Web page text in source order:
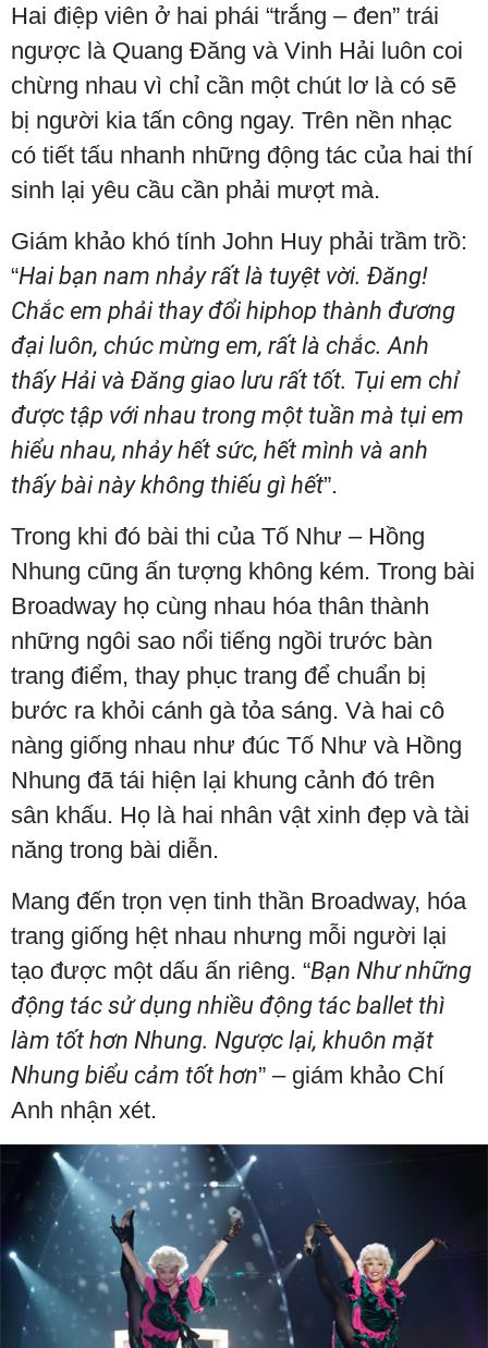
Hai điệp viên ở hai phái “trắng – đen” trái
ngược là Quang Đăng và Vinh Hải luôn coi
chừng nhau vì chỉ cần một chút lơ là có sẽ
bị người kia tấn công ngay. Trên nền nhạc
có tiết tấu nhanh những động tác của hai thí
sinh lại yêu cầu cần phải mượt mà.
Giám khảo khó tính John Huy phải trầm trồ:
“Hai bạn nam nhảy rất là tuyệt vời. Đăng!
Chắc em phải thay đổi hiphop thành đương
đại luôn, chúc mừng em, rất là chắc. Anh
thấy Hải và Đăng giao lưu rất tốt. Tụi em chỉ
được tập với nhau trong một tuần mà tụi em
hiểu nhau, nhảy hết sức, hết mình và anh
thấy bài này không thiếu gì hết”.
Trong khi đó bài thi của Tố Như – Hồng
Nhung cũng ấn tượng không kém. Trong bài
Broadway họ cùng nhau hóa thân thành
những ngôi sao nổi tiếng ngồi trước bàn
trang điểm, thay phục trang để chuẩn bị
bước ra khỏi cánh gà tỏa sáng. Và hai cô
nàng giống nhau như đúc Tố Như và Hồng
Nhung đã tái hiện lại khung cảnh đó trên
sân khấu. Họ là hai nhân vật xinh đẹp và tài
năng trong bài diễn.
Mang đến trọn vẹn tinh thần Broadway, hóa
trang giống hệt nhau nhưng mỗi người lại
tạo được một dấu ấn riêng. “Bạn Như những
động tác sử dụng nhiều động tác ballet thì
làm tốt hơn Nhung. Ngược lại, khuôn mặt
Nhung biểu cảm tốt hơn” – giám khảo Chí
Anh nhận xét.